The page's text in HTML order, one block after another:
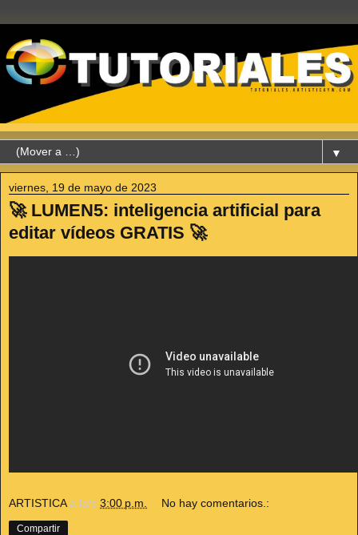
▼
viernes, 19 de mayo de 2023
🚀 LUMEN5: inteligencia artificial para
editar vídeos GRATIS 🚀
ARTISTICA a la/s 3:00 p.m. No hay comentarios.:
Compartir